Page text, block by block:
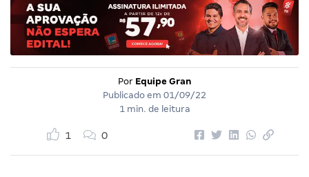
Por Equipe Gran
Publicado em 01/09/22
1 min. de leitura
1 0